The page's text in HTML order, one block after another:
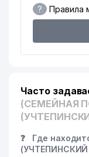
? Правила
Часто
(СЕМЕЙНАЯ
❓
Где